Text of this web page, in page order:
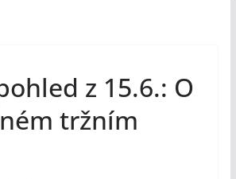
z 15.6.: O
tržním